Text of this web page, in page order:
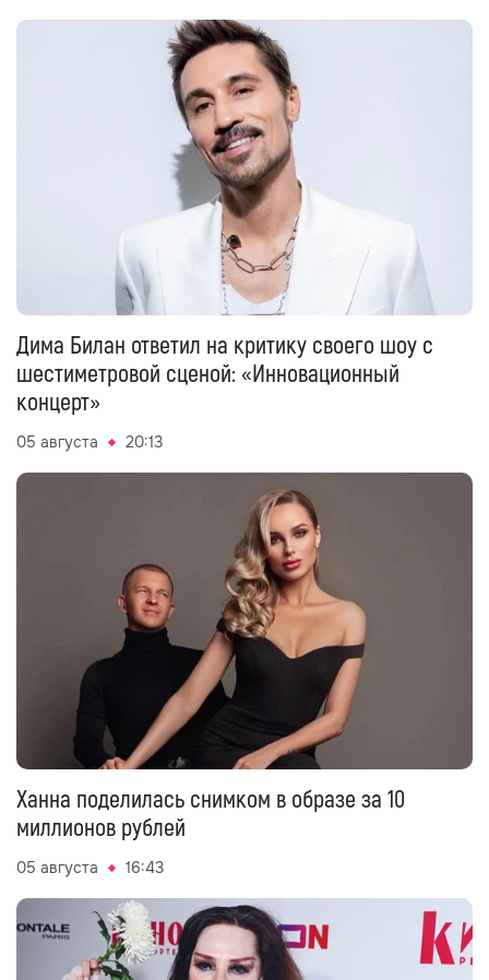
Дима Билан ответил на критику своего шоу с
шестиметровой сценой: «Инновационный
концерт»
05 августа 20:13
Ханна поделилась снимком в образе за 10
миллионов рублей
05 августа 16:43